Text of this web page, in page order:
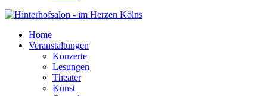
Home
Veranstaltungen
Konzerte
Lesungen
Theater
Kunst